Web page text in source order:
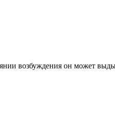
возбуждения он может